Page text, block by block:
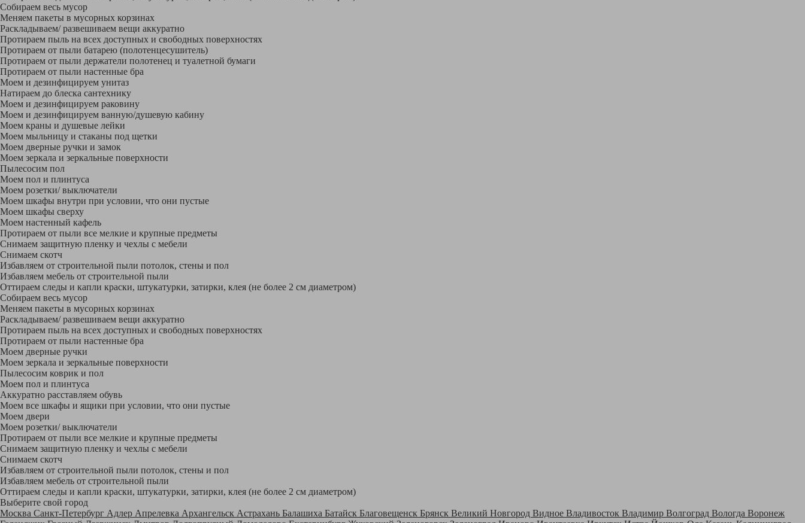
Собираем весь мусор
Меняем пакеты в мусорных корзинах
Раскладываем/ развешиваем вещи аккуратно
Протираем пыль на всех доступных и свободных поверхностях
Протираем от пыли батарею (полотенцесушитель)
Протираем от пыли держатели полотенец и туалетной бумаги
Протираем от пыли настенные бра
Моем и дезинфицируем унитаз
Натираем до блеска сантехнику
Моем и дезинфицируем раковину
Моем и дезинфицируем ванную/душевую кабину
Моем краны и душевые лейки
Моем мыльницу и стаканы под щетки
Моем дверные ручки и замок
Моем зеркала и зеркальные поверхности
Пылесосим пол
Моем пол и плинтуса
Моем розетки/ выключатели
Моем шкафы внутри при условии, что они пустые
Моем шкафы сверху
Моем настенный кафель
Протираем от пыли все мелкие и крупные предметы
Снимаем защитную пленку и чехлы с мебели
Снимаем скотч
Избавляем от строительной пыли потолок, стены и пол
Избавляем мебель от строительной пыли
Оттираем следы и капли краски, штукатурки, затирки, клея (не более 2 см диаметром)
Собираем весь мусор
Меняем пакеты в мусорных корзинах
Раскладываем/ развешиваем вещи аккуратно
Протираем пыль на всех доступных и свободных поверхностях
Протираем от пыли настенные бра
Моем дверные ручки
Моем зеркала и зеркальные поверхности
Пылесосим коврик и пол
Моем пол и плинтуса
Аккуратно расставляем обувь
Моем все шкафы и ящики при условии, что они пустые
Моем двери
Моем розетки/ выключатели
Протираем от пыли все мелкие и крупные предметы
Снимаем защитную пленку и чехлы с мебели
Снимаем скотч
Избавляем от строительной пыли потолок, стены и пол
Избавляем мебель от строительной пыли
Оттираем следы и капли краски, штукатурки, затирки, клея (не более 2 см диаметром)
Выберите свой город
Москва Санкт-Петербург Адлер Апрелевка Архангельск Астрахань Балашиха Батайск Благовещенск Брянск Великий Новгород Видное Владивосток Владимир Волгоград Вологда Воронеж